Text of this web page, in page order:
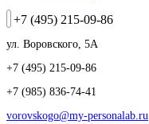
+7 (495) 215-09-86
ул. Воровского, 5А
+7 (495) 215-09-86
+7 (985) 836-74-41
vorovskogo@my-personalab.ru